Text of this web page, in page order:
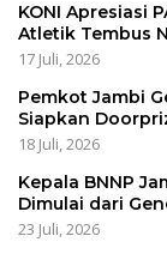
KONI Apresiasi
Atletik Tembus
17 Juli, 2026
Pemkot Jambi
Siapkan
18 Juli, 2026
Kepala BNNP
Dimulai dari
23 Juli, 2026